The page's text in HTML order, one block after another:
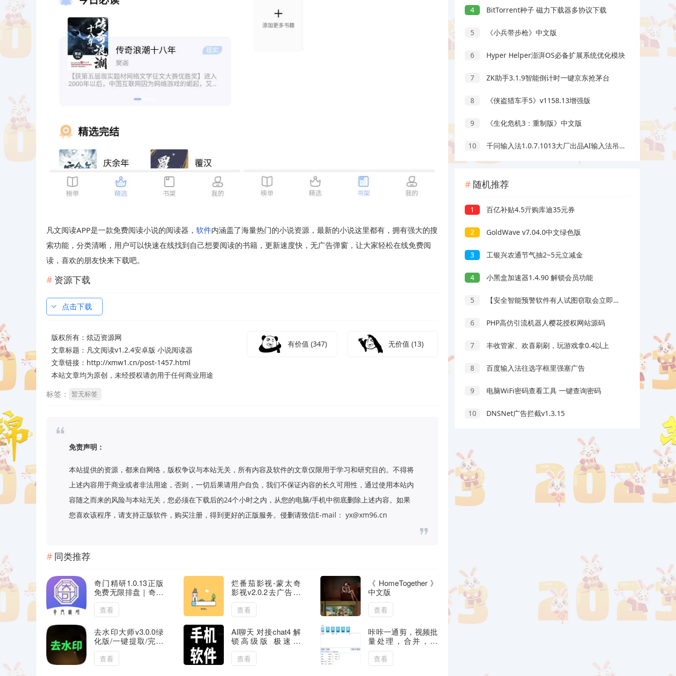
凡文阅读APP是一款免费阅读小说的阅读器， 软件内涵盖了海量热门的小说资源，最新的小说这里都有，拥有强大的搜
索功能，分类清晰，用户可以快速在线找到自己想要阅读的书籍，更新速度快，无广告弹窗，让大家轻松在线免费阅
读，喜欢的朋友快来下载吧。
资源下载
点击下载
有价值(347) 无价值(13)
版权所有： 炫迈资源网
文章标题： 凡文阅读v1.2.4安卓版 小说阅读器
文章链接：http://xmw1.cn/post-1457.html
本站文章均为原创，未经授权请勿用于任何商业用途
标签： 暂无标签
免责声明：
本站提供的资源，都来自网络，版权争议与本站无关，所有内容及软件的文章仅限用于学习和研究目的。不得将
上述内容用于商业或者非法用途，否则，一切后果请用户自负，我们不保证内容的长久可用性，通过使用本站内
容随之而来的风险与本站无关，您必须在下载后的24个小时之内，从您的电脑/手机中彻底删除上述内容。如果
您喜欢该程序，请支持正版软件，购买注册，得到更好的正版服务。侵删请致信E-mail： yx@xm96.cn
同类推荐
奇门精研1.0.13正版
免费无限排盘｜奇门
预测
查看
烂番茄影视-蒙太奇
影视v2.0.2去广告纯
净版
查看
《HomeTogether》
中文版
查看
去水印大师v3.0.0绿
化版/一键提取/完全
免费/无广告
查看
AI聊天 对接chat4 解
锁高级版 极速响
应！
查看
咔咔一通剪，视频批
量处理，合并，裁
剪，转图片，视频去
重等功能
查看
4 BitTorrent种子 磁力下载器多协议下载
5 《小兵带步枪》中文版
6 Hyper Helper澎湃OS必备扩展系统优化模块
7 ZK助手3.1.9智能倒计时一键京东抢茅台
8 《侠盗猎车手5》v1158.13增强版
9 《生化危机3：重制版》中文版
10 千问输入法1.0.7.1013大厂出品AI输入法吊打豆包输入法
随机推荐
1 百亿补贴4.5亓购库迪35元券
2 GoldWave v7.04.0中文绿色版
3 工银兴农通节气抽2~5元立减金
4 小黑盒加速器1.4.90 解锁会员功能
5 【安全智能预警软件有人试图窃取会立即发出高分贝警报已解锁VIP功能】
6 PHP高仿引流机器人樱花授权网站源码
7 丰收管家、欢喜刷刷，玩游戏拿0.4以上
8 百度输入法往选字框里强塞广告
9 电脑WiFi密码查看工具 一键查询密码
10 DNSNet广告拦截v1.3.15